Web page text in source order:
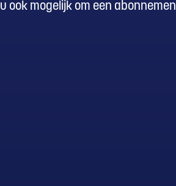
ook mogelijk om een